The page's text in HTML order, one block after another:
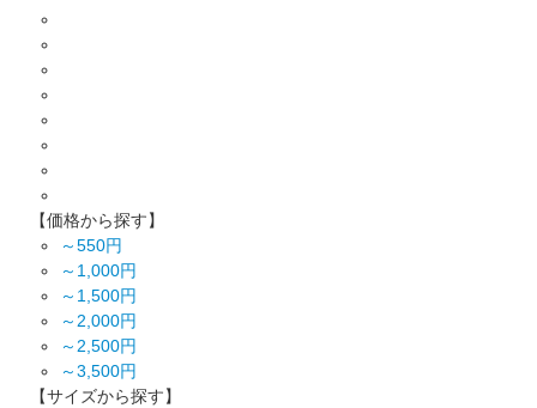
【価格から探す】
～550円
～1,000円
～1,500円
～2,000円
～2,500円
～3,500円
【サイズから探す】